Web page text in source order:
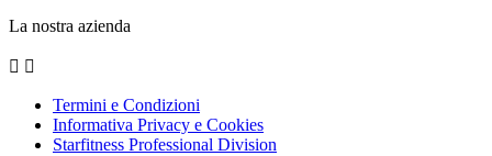
La nostra azienda
 
Termini e Condizioni
Informativa Privacy e Cookies
Starfitness Professional Division